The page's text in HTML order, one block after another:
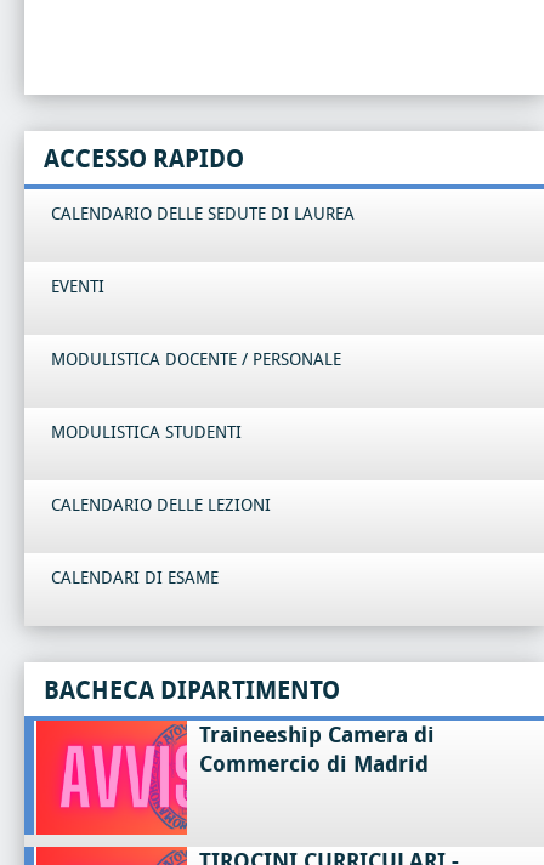
ACCESSO RAPIDO
CALENDARIO DELLE SEDUTE DI LAUREA
EVENTI
MODULISTICA DOCENTE / PERSONALE
MODULISTICA STUDENTI
CALENDARIO DELLE LEZIONI
CALENDARI DI ESAME
BACHECA DIPARTIMENTO
Traineeship Camera di
Commercio di Madrid